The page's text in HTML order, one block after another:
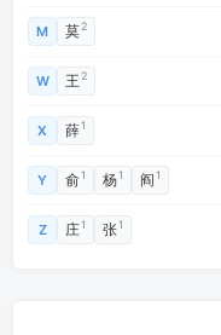
M 莫2
W 王 2
X 薛1
Y 俞1 杨1 阎1
Z 庄1 张1